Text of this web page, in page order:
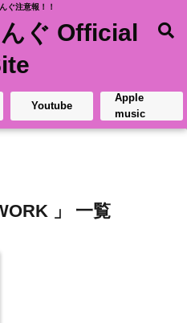
ぐ注意報！！
ぐ Official
Youtube
Apple
music
」 一覧